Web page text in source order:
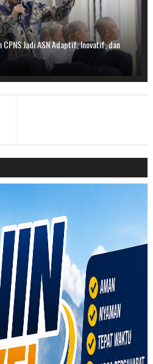
CPNS Jadi ASN Adaptif, Inovatif, dan